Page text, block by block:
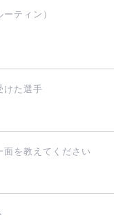
ティン）
けた選手
面を教えてください